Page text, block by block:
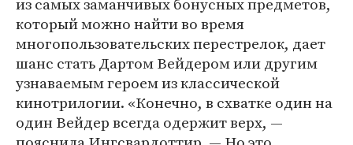
который можно найти во время
многопользовательских перестрелок, дает
шанс стать Дартом Вейдером или другим
узнаваемым героем из классической
кинотрилогии. «Конечно, в схватке один на
один Вейдер всегда одержит верх, —